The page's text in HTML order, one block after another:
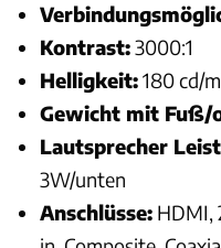
Kontrast:3000:1
Helligkeit:180 cd/
Gewicht mit Fuß/
Lautsprecher
3W/unten
Anschlüsse: HDMI,